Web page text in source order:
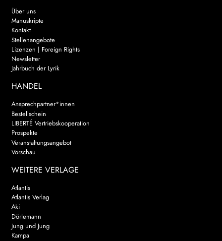
Über uns
Manuskripte
Kontakt
Stellenangebote
Lizenzen | Foreign Rights
Newsletter
Jahrbuch der Lyrik
HANDEL
Ansprechpartner*innen
Bestellschein
LIBERTÉ Vertriebskooperation
Prospekte
Veranstaltungsangebot
Vorschau
WEITERE VERLAGE
Atlantis
Atlantis Verlag
Aki
Dörlemann
Jung und Jung
Kampa